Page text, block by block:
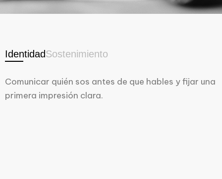
IdentidadSostenimiento
Comunicar quién sos antes de que hables y fijar una
primera impresión clara.